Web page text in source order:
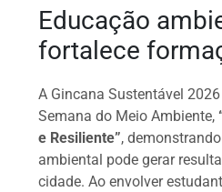
Educação
fortalece
A Gincana Sustentável
Semana do Meio Ambiente,
e Resiliente”,
ambiental pode gerar
cidade. Ao envolver